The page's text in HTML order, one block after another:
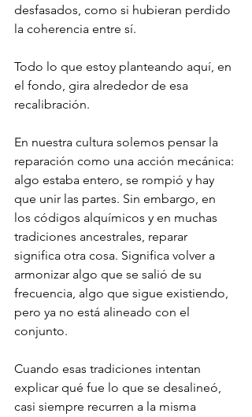
desfasados, como si hubieran perdido
la coherencia entre sí.
Todo lo que estoy planteando aquí, en
el fondo, gira alrededor de esa
recalibración.
En nuestra cultura solemos pensar la
reparación como una acción mecánica:
algo estaba entero, se rompió y hay
que unir las partes. Sin embargo, en
los códigos alquímicos y en muchas
tradiciones ancestrales, reparar
significa otra cosa. Significa volver a
armonizar algo que se salió de su
frecuencia, algo que sigue existiendo,
pero ya no está alineado con el
conjunto.
Cuando esas tradiciones intentan
explicar qué fue lo que se desalineó,
casi siempre recurren a la misma